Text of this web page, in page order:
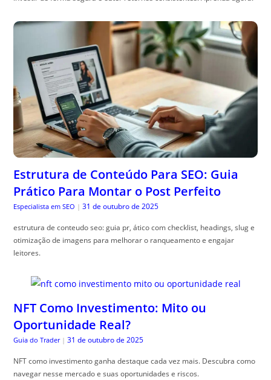
Estrutura de Conteúdo Para SEO: Guia
Prático Para Montar o Post Perfeito
Especialista em SEO | 31 de outubro de 2025
estrutura de conteudo seo: guia pr, ático com checklist, headings, slug e
otimização de imagens para melhorar o ranqueamento e engajar
leitores.
NFT Como Investimento: Mito ou
Oportunidade Real?
Guia do Trader | 31 de outubro de 2025
NFT como investimento ganha destaque cada vez mais. Descubra como
navegar nesse mercado e suas oportunidades e riscos.